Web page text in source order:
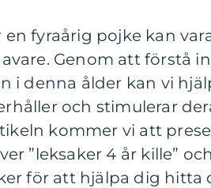
en fyraårig pojke kan
Genom att förstå
i denna ålder kan vi
och stimulerar
kommer vi att
”leksaker 4 år kille”
för att hjälpa dig hitta